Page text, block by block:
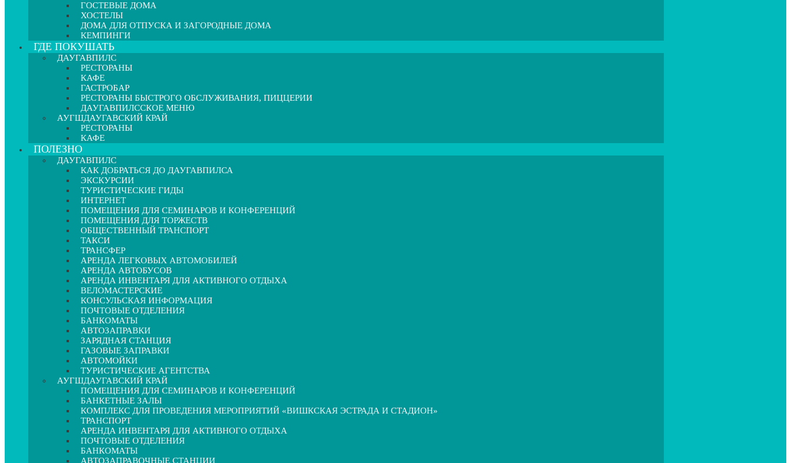
ГОСТЕВЫЕ ДОМА
ХОСТЕЛЫ
ДОМА ДЛЯ ОТПУСКА И ЗАГОРОДНЫЕ ДОМА
КЕМПИНГИ
ГДЕ ПОКУШАТЬ
ДАУГАВПИЛС
РЕСТОРАНЫ
КАФЕ
ГАСТРОБАР
РЕСТОРАНЫ БЫСТРОГО ОБСЛУЖИВАНИЯ, ПИЦЦЕРИИ
ДАУГАВПИЛССКОЕ МЕНЮ
АУГШДАУГАВСКИЙ КРАЙ
РЕСТОРАНЫ
КАФЕ
ПОЛЕЗНО
ДАУГАВПИЛС
КАК ДОБРАТЬСЯ ДО ДАУГАВПИЛСА
ЭКСКУРСИИ
ТУРИСТИЧЕСКИЕ ГИДЫ
ИНТЕРНЕТ
ПОМЕЩЕНИЯ ДЛЯ СЕМИНАРОВ И КОНФЕРЕНЦИЙ
ПОМЕЩЕНИЯ ДЛЯ ТОРЖЕСТВ
ОБЩЕСТВЕННЫЙ ТРАНСПОРТ
ТАКСИ
ТРАНСФЕР
АРЕНДА ЛЕГКОВЫХ АВТОМОБИЛЕЙ
АРЕНДА АВТОБУСОВ
АРЕНДА ИНВЕНТАРЯ ДЛЯ АКТИВНОГО ОТДЫХА
ВЕЛОМАСТЕРСКИЕ
КОНСУЛЬСКАЯ ИНФОРМАЦИЯ
ПОЧТОВЫЕ ОТДЕЛЕНИЯ
БАНКОМАТЫ
АВТОЗАПРАВКИ
ЗАРЯДНАЯ СТАНЦИЯ
ГАЗОВЫЕ ЗАПРАВКИ
АВТОМОЙКИ
ТУРИСТИЧЕСКИЕ АГЕНТСТВА
АУГШДАУГАВСКИЙ КРАЙ
ПОМЕЩЕНИЯ ДЛЯ СЕМИНАРОВ И КОНФЕРЕНЦИЙ
БАНКЕТНЫЕ ЗАЛЫ
КОМПЛЕКС ДЛЯ ПРОВЕДЕНИЯ МЕРОПРИЯТИЙ «ВИШКСКАЯ ЭСТРАДА И СТАДИОН»
ТРАНСПОРТ
АРЕНДА ИНВЕНТАРЯ ДЛЯ АКТИВНОГО ОТДЫХА
ПОЧТОВЫЕ ОТДЕЛЕНИЯ
БАНКОМАТЫ
АВТОЗАПРАВОЧНЫЕ СТАНЦИИ